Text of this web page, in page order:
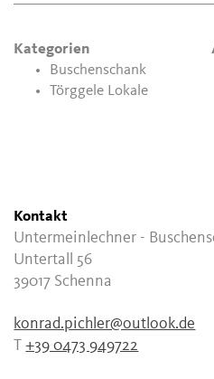
Kategorien
Buschenschank
Törggele Lokale
Kontakt
Untermeinlechner -
Untertall 56
39017 Schenna
konrad.pichler@outlook.de
T+39 0473 949722